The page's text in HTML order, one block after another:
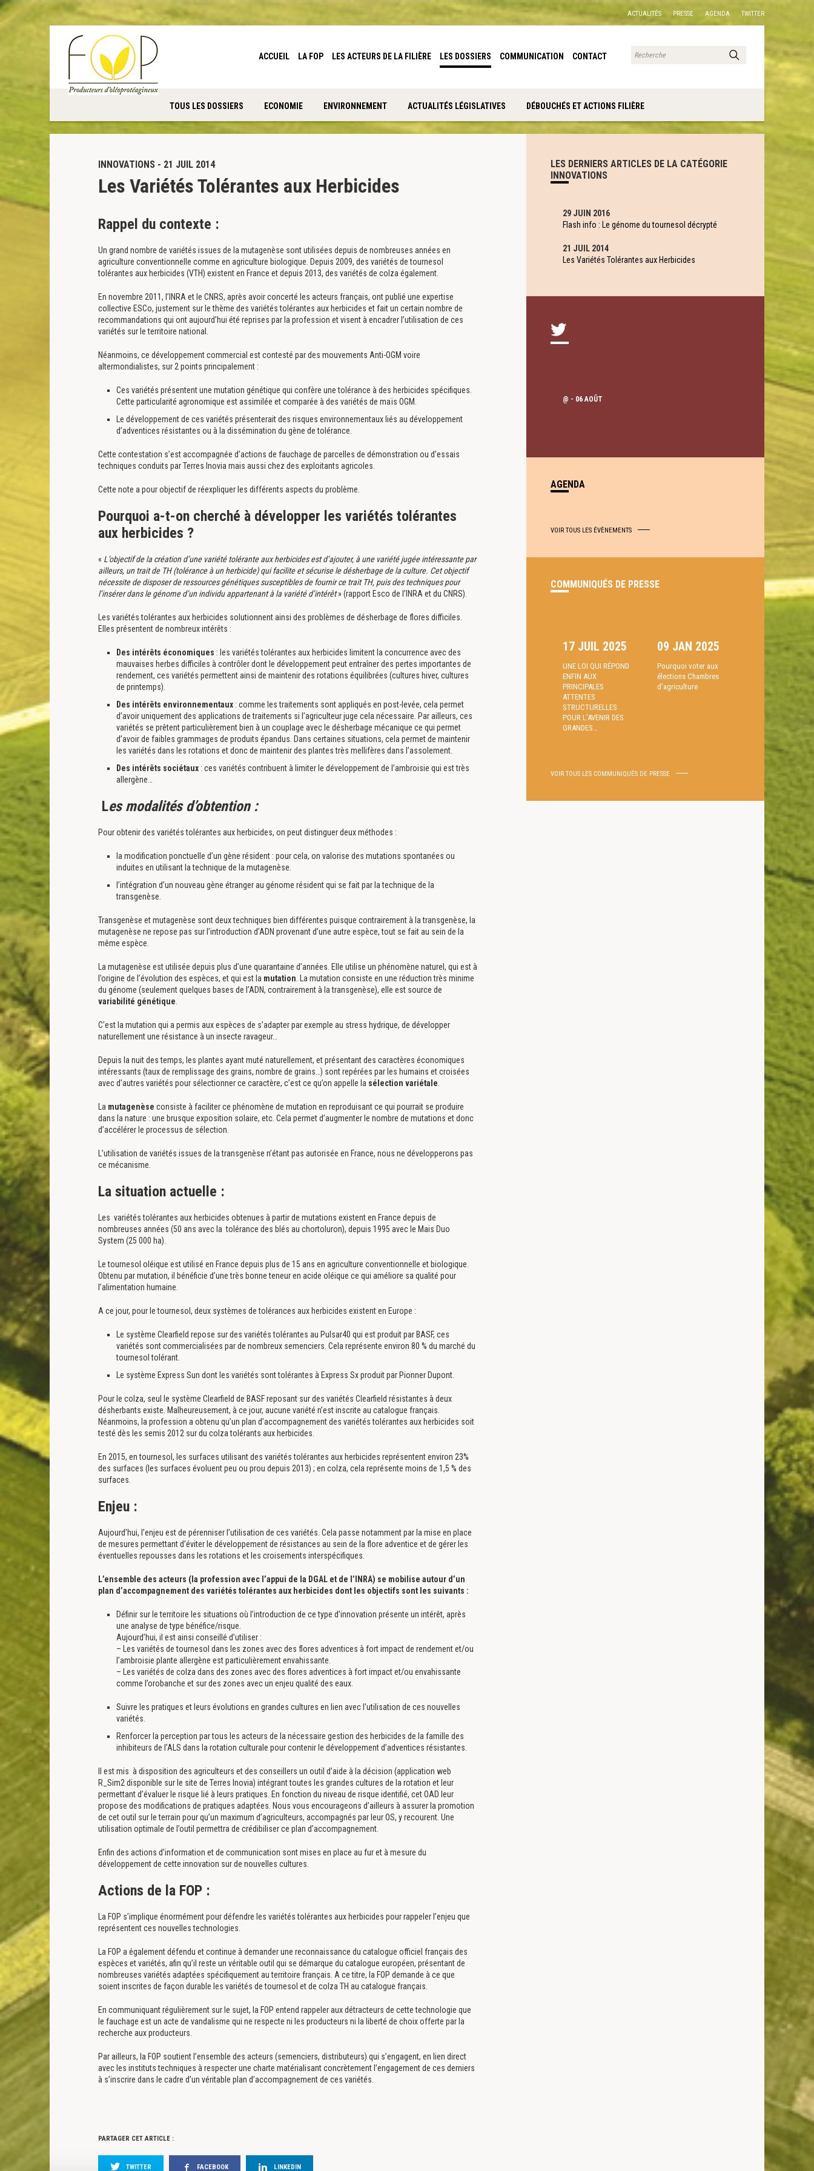
Panneau de gestion des cookies
ACTUALITÉS PRESSE AGENDA TWITTER
ACCUEIL LA FOP LES ACTEURS DE LA FILIÈRE LES DOSSIERS
TOUS LES DOSSIERS ECONOMIE ENVIRONNEMENT ACTUALITÉS LÉGISLATIVES DÉBOUCHÉS ET ACTIONS FILIÈRE
COMMUNICATION CONTACT
INNOVATIONS - 21 JUIL 2014
Les Variétés Tolérantes aux Herbicides
Rappel du contexte :
Un grand nombre de variétés issues de la mutagenèse sont utilisées depuis de nombreuses années en
agriculture conventionnelle comme en agriculture biologique. Depuis 2009, des variétés de tournesol
tolérantes aux herbicides (VTH) existent en France et depuis 2013, des variétés de colza également.
En novembre 2011, l’INRA et le CNRS, après avoir concerté les acteurs français, ont publié une expertise
collective ESCo, justement sur le thème des variétés tolérantes aux herbicides et fait un certain nombre de
recommandations qui ont aujourd’hui été reprises par la profession et visent à encadrer l’utilisation de ces
variétés sur le territoire national.
Néanmoins, ce développement commercial est contesté par des mouvements Anti-OGM voire
altermondialistes, sur 2 points principalement :
Ces variétés présentent une mutation génétique qui confère une tolérance à des herbicides spécifiques.
Cette particularité agronomique est assimilée et comparée à des variétés de maïs OGM.
Le développement de ces variétés présenterait des risques environnementaux liés au développement
d’adventices résistantes ou à la dissémination du gène de tolérance.
Cette contestation s’est accompagnée d’actions de fauchage de parcelles de démonstration ou d’essais
techniques conduits par Terres Inovia mais aussi chez des exploitants agricoles.
Cette note a pour objectif de réexpliquer les différents aspects du problème.
Pourquoi a-t-on cherché à développer les variétés tolérantes
aux herbicides ?
« L’objectif de la création d’une variété tolérante aux herbicides est d’ajouter, à une variété jugée intéressante par
ailleurs, un trait de TH (tolérance à un herbicide) qui facilite et sécurise le désherbage de la culture. Cet objectif
nécessite de disposer de ressources génétiques susceptibles de fournir ce trait TH, puis des techniques pour
l’insérer dans le génome d’un individu appartenant à la variété d’intérêt» (rapport Esco de l’INRA et du CNRS).
Les variétés tolérantes aux herbicides solutionnent ainsi des problèmes de désherbage de flores difficiles.
Elles présentent de nombreux intérêts :
Des intérêts économiques : les variétés tolérantes aux herbicides limitent la concurrence avec des
mauvaises herbes difficiles à contrôler dont le développement peut entraîner des pertes importantes de
rendement, ces variétés permettent ainsi de maintenir des rotations équilibrées (cultures hiver, cultures
de printemps).
Des intérêts environnementaux : comme les traitements sont appliqués en post-levée, cela permet
d’avoir uniquement des applications de traitements si l’agriculteur juge cela nécessaire. Par ailleurs, ces
variétés se prêtent particulièrement bien à un couplage avec le désherbage mécanique ce qui permet
d’avoir de faibles grammages de produits épandus. Dans certaines situations, cela permet de maintenir
les variétés dans les rotations et donc de maintenir des plantes très mellifères dans l’assolement.
Des intérêts sociétaux : ces variétés contribuent à limiter le développement de l’ambroisie qui est très
allergène…
Les modalités d’obtention :
Pour obtenir des variétés tolérantes aux herbicides, on peut distinguer deux méthodes :
la modification ponctuelle d’un gène résident : pour cela, on valorise des mutations spontanées ou
induites en utilisant la technique de la mutagenèse.
l’intégration d’un nouveau gène étranger au génome résident qui se fait par la technique de la
transgenèse.
Transgenèse et mutagenèse sont deux techniques bien différentes puisque contrairement à la transgenèse, la
mutagenèse ne repose pas sur l’introduction d’ADN provenant d’une autre espèce, tout se fait au sein de la
même espèce.
La mutagenèse est utilisée depuis plus d’une quarantaine d’années. Elle utilise un phénomène naturel, qui est à
l’origine de l’évolution des espèces, et qui est la mutation . La mutation consiste en une réduction très minime
du génome (seulement quelques bases de l’ADN, contrairement à la transgenèse), elle est source de
variabilité génétique
C’est la mutation qui a permis aux espèces de s’adapter par exemple au stress hydrique, de développer
naturellement une résistance à un insecte ravageur…
Depuis la nuit des temps, les plantes ayant muté naturellement, et présentant des caractères économiques
intéressants (taux de remplissage des grains, nombre de grains…) sont repérées par les humains et croisées
avec d’autres variétés pour sélectionner ce caractère, c’est ce qu’on appelle la sélection variétale
La mutagenèse consiste à faciliter ce phénomène de mutation en reproduisant ce qui pourrait se produire
dans la nature : une brusque exposition solaire, etc. Cela permet d’augmenter le nombre de mutations et donc
d’accélérer le processus de sélection.
L’utilisation de variétés issues de la transgenèse n’étant pas autorisée en France, nous ne développerons pas
ce mécanisme.
La situation actuelle :
Les variétés tolérantes aux herbicides obtenues à partir de mutations existent en France depuis de
nombreuses années (50 ans avec la tolérance des blés au chortoluron), depuis 1995 avec le Mais Duo
System (25 000 ha).
Le tournesol oléique est utilisé en France depuis plus de 15 ans en agriculture conventionnelle et biologique.
Obtenu par mutation, il bénéficie d’une très bonne teneur en acide oléique ce qui améliore sa qualité pour
l’alimentation humaine.
A ce jour, pour le tournesol, deux systèmes de tolérances aux herbicides existent en Europe :
Le système Clearfield repose sur des variétés tolérantes au Pulsar40 qui est produit par BASF, ces
variétés sont commercialisées par de nombreux semenciers. Cela représente environ 80 % du marché du
tournesol tolérant.
Le système Express Sun dont les variétés sont tolérantes à Express Sx produit par Pionner Dupont.
Pour le colza, seul le système Clearfield de BASF reposant sur des variétés Clearfield résistantes à deux
désherbants existe. Malheureusement, à ce jour, aucune variété n’est inscrite au catalogue français.
Néanmoins, la profession a obtenu qu’un plan d’accompagnement des variétés tolérantes aux herbicides soit
testé dès les semis 2012 sur du colza tolérants aux herbicides.
En 2015, en tournesol, les surfaces utilisant des variétés tolérantes aux herbicides représentent environ 23%
des surfaces (les surfaces évoluent peu ou prou depuis 2013) ; en colza, cela représente moins de 1,5 % des
surfaces.
Enjeu :
Aujourd’hui, l’enjeu est de pérenniser l’utilisation de ces variétés. Cela passe notamment par la mise en place
de mesures permettant d’éviter le développement de résistances au sein de la flore adventice et de gérer les
éventuelles repousses dans les rotations et les croisements interspécifiques.
L’ensemble des acteurs (la profession avec l’appui de la DGAL et de l’INRA) se mobilise autour d’un
plan d’accompagnement des variétés tolérantes aux herbicides dont les objectifs sont les suivants :
Définir sur le territoire les situations où l’introduction de ce type d’innovation présente un intérêt, après
une analyse de type bénéfice/risque.
Aujourd’hui, il est ainsi conseillé d’utiliser :
– Les variétés de tournesol dans les zones avec des flores adventices à fort impact de rendement et/ou
l’ambroisie plante allergène est particulièrement envahissante.
– Les variétés de colza dans des zones avec des flores adventices à fort impact et/ou envahissante
comme l’orobanche et sur des zones avec un enjeu qualité des eaux.
Suivre les pratiques et leurs évolutions en grandes cultures en lien avec l’utilisation de ces nouvelles
variétés.
Renforcer la perception par tous les acteurs de la nécessaire gestion des herbicides de la famille des
inhibiteurs de l’ALS dans la rotation culturale pour contenir le développement d’adventices résistantes.
Il est mis à disposition des agriculteurs et des conseillers un outil d’aide à la décision (application web
R_Sim2 disponible sur le site de Terres Inovia) intégrant toutes les grandes cultures de la rotation et leur
permettant d’évaluer le risque lié à leurs pratiques. En fonction du niveau de risque identifié, cet OAD leur
propose des modifications de pratiques adaptées. Nous vous encourageons d’ailleurs à assurer la promotion
de cet outil sur le terrain pour qu’un maximum d’agriculteurs, accompagnés par leur OS, y recourent. Une
utilisation optimale de l’outil permettra de crédibiliser ce plan d’accompagnement.
Enfin des actions d’information et de communication sont mises en place au fur et à mesure du
développement de cette innovation sur de nouvelles cultures.
Actions de la FOP :
La FOP s’implique énormément pour défendre les variétés tolérantes aux herbicides pour rappeler l’enjeu que
représentent ces nouvelles technologies.
La FOP a également défendu et continue à demander une reconnaissance du catalogue officiel français des
espèces et variétés, afin qu’il reste un véritable outil qui se démarque du catalogue européen, présentant de
nombreuses variétés adaptées spécifiquement au territoire français. A ce titre, la FOP demande à ce que
soient inscrites de façon durable les variétés de tournesol et de colza TH au catalogue français.
En communiquant régulièrement sur le sujet, la FOP entend rappeler aux détracteurs de cette technologie que
le fauchage est un acte de vandalisme qui ne respecte ni les producteurs ni la liberté de choix offerte par la
recherche aux producteurs.
Par ailleurs, la FOP soutient l’ensemble des acteurs (semenciers, distributeurs) qui s’engagent, en lien direct
avec les instituts techniques à respecter une charte matérialisant concrètement l’engagement de ces derniers
à s’inscrire dans le cadre d’un véritable plan d’accompagnement de ces variétés.
PARTAGER CET ARTICLE :
TWITTER FACEBOOK LINKEDIN
LES DERNIERS ARTICLES DE LA CATÉGORIE
INNOVATIONS
29 JUIN 2016
Flash info : Le génome du tournesol décrypté
21 JUIL 2014
Les Variétés Tolérantes aux Herbicides
@ - 06 AOÛT
AGENDA
VOIR TOUS LES ÉVÈNEMENTS
COMMUNIQUÉS DE PRESSE
17 JUIL 2025
UNE LOI QUI RÉPOND
ENFIN AUX
PRINCIPALES
ATTENTES
STRUCTURELLES
POUR L’AVENIR DES
GRANDES…
09 JAN 2025
Pourquoi voter aux
élections Chambres
d’agriculture
VOIR TOUS LES COMMUNIQUÉS DE PRESSE